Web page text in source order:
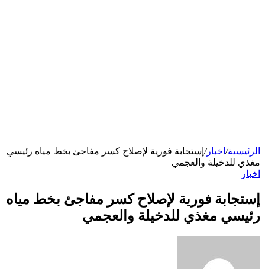
الرئيسية/ اخبار/ إستجابة فورية لإصلاح كسر مفاجئ بخط مياه رئيسي
مغذي للدخيلة والعجمي
اخبار
إستجابة فورية لإصلاح كسر مفاجئ بخط مياه
رئيسي مغذي للدخيلة والعجمي